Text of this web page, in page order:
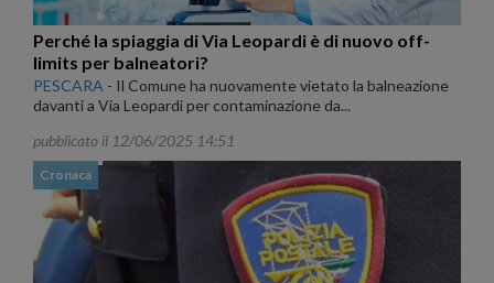
Perché la spiaggia di Via Leopardi è di nuovo off-
limits per balneatori?
PESCARA - Il Comune ha nuovamente vietato la balneazione
davanti a Via Leopardi per contaminazione da...
pubblicato il 12/06/2025 14:51
Cronaca